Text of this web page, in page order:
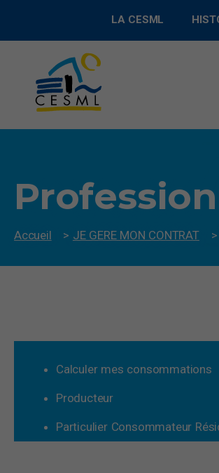
LA CESML
Accueil > JE GERE MON CONTRAT >
Calculer mes consommations
Producteur
Particulier Consommateur